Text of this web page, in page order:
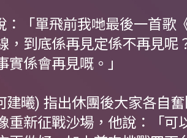
：「單飛前我哋最後一首歌
，到底係再見定係不再見呢
實係會再見嘅。」
建曦) 指出休團後大家各自
重新征戰沙場，他說：「可